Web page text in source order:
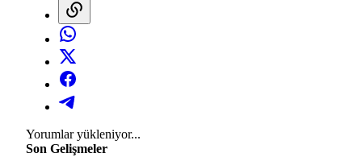
Yorumlar yükleniyor...
Son Gelişmeler